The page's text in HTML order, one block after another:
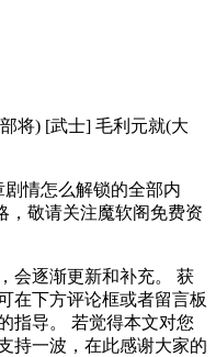
将) [武士] 毛利元就(大
情怎么解锁的全部内
敬请关注魔软阁免费资
会逐渐更新和补充。 获
在下方评论框或者留言板
指导。 若觉得本文对您
持一波，在此感谢大家的